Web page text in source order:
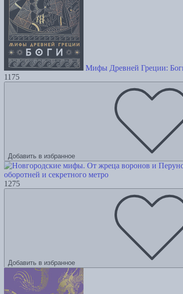
Мифы Древней Греции:
1175
Добавить в избранное
оборотней и секретного метро
1275
Добавить в избранное